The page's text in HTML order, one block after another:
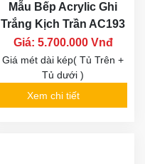
Mẫu Bếp Acrylic Ghi
Trắng Kịch Trần AC193
Giá: 5.700.000 Vnđ
Giá mét dài kép( Tủ Trên +
Tủ dưới )
Xem chi tiết